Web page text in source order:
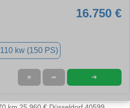
16.750 €
110 kw (150 PS)
★ ➦ ➜